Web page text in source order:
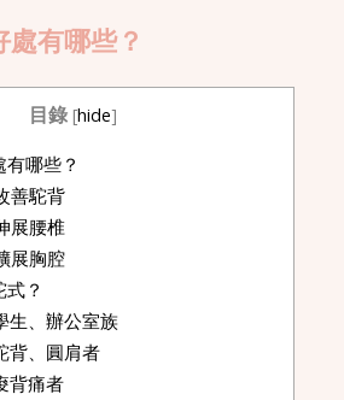
有哪些？
目錄 [hide]
哪些？
善駝背
展腰椎
展胸腔
？
生、辦公室族
背、圓肩者
背痛者